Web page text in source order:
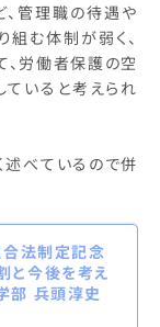
管理職の待遇や
む体制が弱く、
、労働者保護の空
いると考えられ
べているので併
法制定記念
と今後を考え
部 兵頭淳史